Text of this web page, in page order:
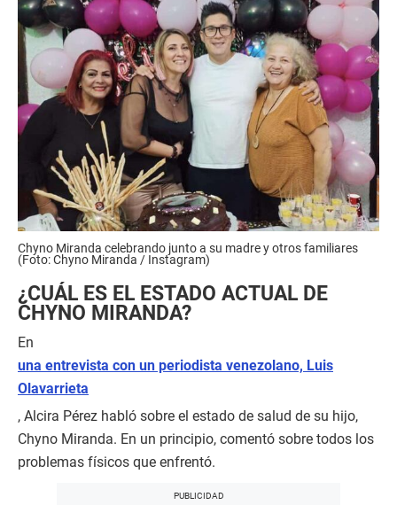
Chyno Miranda celebrando junto a su madre y otros familiares
(Foto: Chyno Miranda / Instagram)
¿CUÁL ES EL ESTADO ACTUAL DE
CHYNO MIRANDA?
En
una entrevista con un periodista venezolano, Luis
Olavarrieta
, Alcira Pérez habló sobre el estado de salud de su hijo,
Chyno Miranda. En un principio, comentó sobre todos los
problemas físicos que enfrentó.